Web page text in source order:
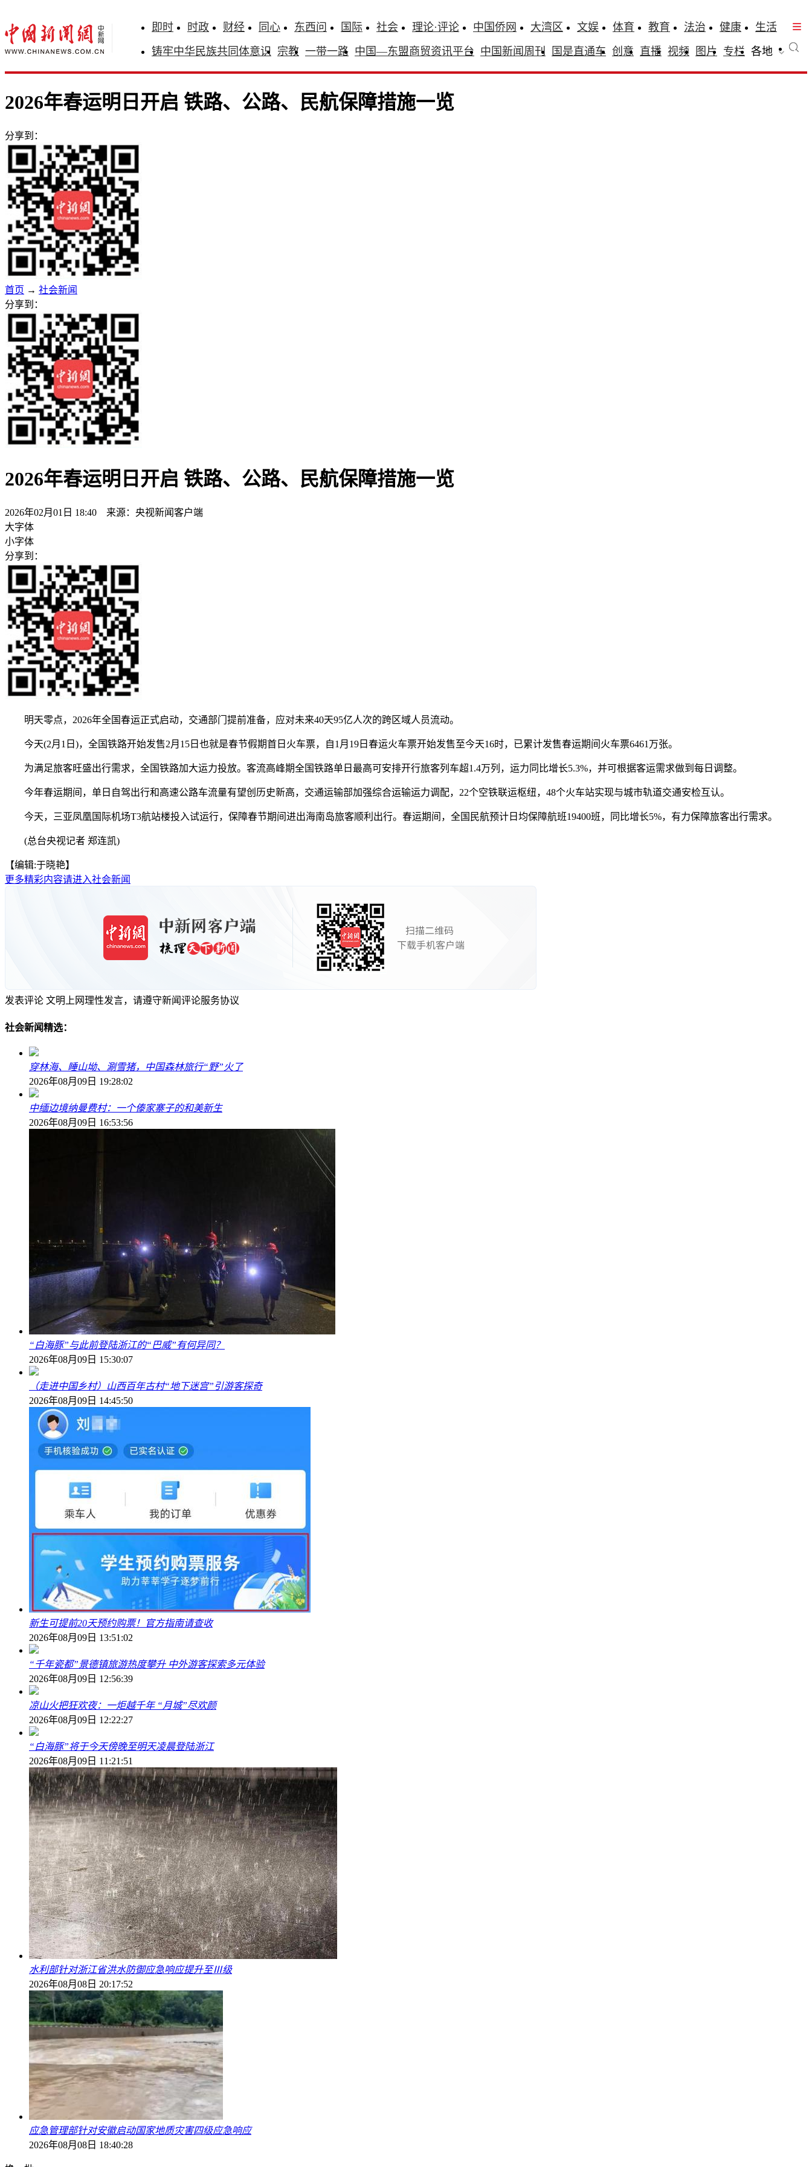
即时 时政 财经 同心 东西问 国际 社会 理论·评论 中国侨网 大湾区 文娱 体育 教育 法治 健康
生活
铸牢中华民族共同体意识 宗教 一带一路 中国—东盟商贸资讯平台 中国新闻周刊 国是直通车 创意 直播 视频 图片 专栏 各地
2026年春运明日开启 铁路、公路、民航保障措施一览
分享到：
首页 → 社会新闻
分享到：
2026年春运明日开启 铁路、公路、民航保障措施一览
2026年02月01日 18:40 来源：央视新闻客户端
大字体
小字体
分享到：
明天零点，2026年全国春运正式启动，交通部门提前准备，应对未来40天95亿人次的跨区域人员流动。
今天(2月1日)，全国铁路开始发售2月15日也就是春节假期首日火车票，自1月19日春运火车票开始发售至今天16时，已累计发售春运期间火车票6461万张。
为满足旅客旺盛出行需求，全国铁路加大运力投放。客流高峰期全国铁路单日最高可安排开行旅客列车超1.4万列，运力同比增长5.3%，并可根据客运需求做到每日调整。
今年春运期间，单日自驾出行和高速公路车流量有望创历史新高，交通运输部加强综合运输运力调配，22个空铁联运枢纽，48个火车站实现与城市轨道交通安检互认。
今天，三亚凤凰国际机场T3航站楼投入试运行，保障春节期间进出海南岛旅客顺利出行。春运期间，全国民航预计日均保障航班19400班，同比增长5%，有力保障旅客出行需求。
(总台央视记者 郑连凯)
【编辑:于晓艳】
更多精彩内容请进入社会新闻
发表评论 文明上网理性发言，请遵守新闻评论服务协议
社会新闻精选：
穿林海、睡山坳、涮雪猪，中国森林旅行“野”火了
2026年08月09日 19:28:02
中缅边境纳曼费村：一个傣家寨子的和美新生
2026年08月09日 16:53:56
“白海豚”与此前登陆浙江的“巴威”有何异同？
2026年08月09日 15:30:07
（走进中国乡村）山西百年古村“地下迷宫”引游客探奇
2026年08月09日 14:45:50
新生可提前20天预约购票！官方指南请查收
2026年08月09日 13:51:02
“千年瓷都”景德镇旅游热度攀升 中外游客探索多元体验
2026年08月09日 12:56:39
凉山火把狂欢夜：一炬越千年 “月城”尽欢颜
2026年08月09日 12:22:27
“白海豚”将于今天傍晚至明天凌晨登陆浙江
2026年08月09日 11:21:51
水利部针对浙江省洪水防御应急响应提升至Ⅲ级
2026年08月08日 20:17:52
应急管理部针对安徽启动国家地质灾害四级应急响应
2026年08月08日 18:40:28